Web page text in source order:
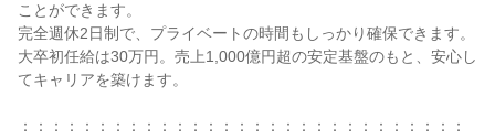
ことができます。
完全週休2日制で、プライベートの時間もしっかり確保できます。
大卒初任給は30万円。売上1,000億円超の安定基盤のもと、安心し
てキャリアを築けます。
：：：：：：：：：：：：：：：：：：：：：：：：：：：：：